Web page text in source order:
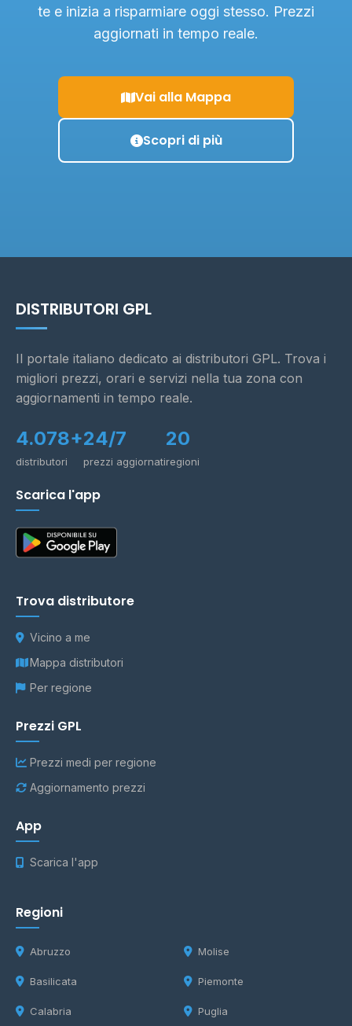
te e inizia a risparmiare oggi stesso. Prezzi
aggiornati in tempo reale.
Vai alla Mappa
Scopri di più
DISTRIBUTORI GPL
Il portale italiano dedicato ai distributori GPL. Trova i
migliori prezzi, orari e servizi nella tua zona con
aggiornamenti in tempo reale.
4.078+
distributori
24/7
prezzi aggiornati
20
regioni
Scarica l'app
Trova distributore
Vicino a me
Mappa distributori
Per regione
Prezzi GPL
Prezzi medi per regione
Aggiornamento prezzi
App
Scarica l'app
Regioni
Abruzzo
Basilicata
Calabria
Molise
Piemonte
Puglia